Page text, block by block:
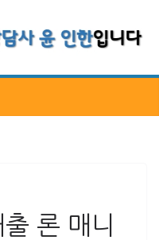
론 매니